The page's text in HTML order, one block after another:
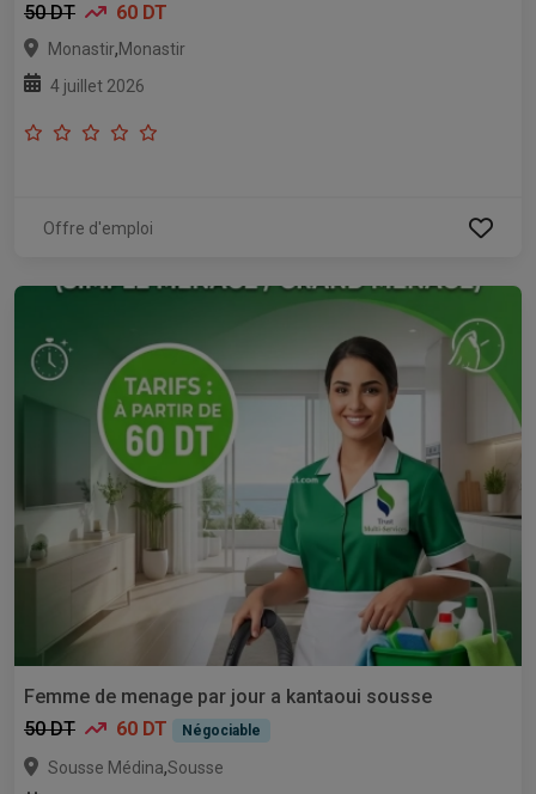
50 DT
60 DT
Monastir,Monastir
4 juillet 2026
Offre d'emploi
Femme de menage par jour a kantaoui sousse
50 DT
60 DT Négociable
Sousse Médina,Sousse